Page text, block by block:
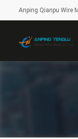
Anping Qianpu Wire